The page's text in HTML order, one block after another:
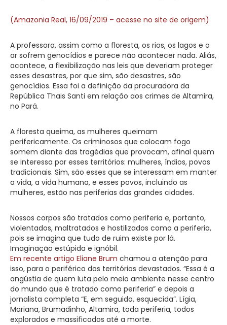
(Amazonia Real, 16/09/2019 – acesse no site de origem)
A professora, assim como a floresta, os rios, os lagos e o
ar sofrem genocídios e parece não acontecer nada. Aliás,
acontece, a flexibilização nas leis que deveriam proteger
esses desastres, por que sim, são desastres, são
genocídios. Essa foi a definição da procuradora da
República Thais Santi em relação aos crimes de Altamira,
no Pará.
A floresta queima, as mulheres queimam
perifericamente. Os criminosos que colocam fogo
somem diante das tragédias que provocam, afinal quem
se interessa por esses territórios: mulheres, índios, povos
tradicionais. Sim, são esses que se interessam em manter
a vida, a vida humana, e esses povos, incluindo as
mulheres, estão nas periferias das grandes cidades.
Nossos corpos são tratados como periferia e, portanto,
violentados, maltratados e hostilizados como a periferia,
pois se imagina que tudo de ruim existe por lá.
Imaginação estúpida e ignóbil.
Em recente artigo Eliane Brum chamou a atenção para
isso, para o periférico dos territórios devastados. “Essa é a
angústia de quem luta pelo meio ambiente nesse centro
do mundo que é tratado como periferia” e depois a
jornalista completa “E, em seguida, esquecida”. Lígia,
Mariana, Brumadinho, Altamira, toda periferia, todos
explorados e massificados até a morte.